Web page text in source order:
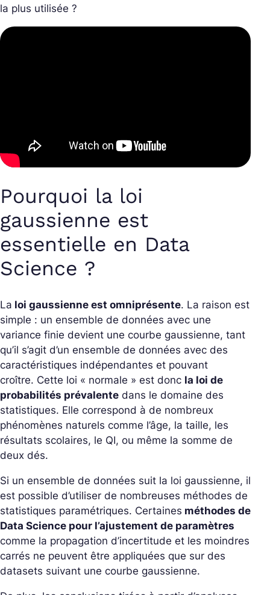
la plus utilisée ?
Pourquoi la loi
gaussienne est
essentielle en Data
Science ?
La loi gaussienne est omniprésente. La raison est
simple : un ensemble de données avec une
variance finie devient une courbe gaussienne, tant
qu’il s’agit d’un ensemble de données avec des
caractéristiques indépendantes et pouvant
croître. Cette loi « normale » est donc la loi de
probabilités prévalente dans le domaine des
statistiques. Elle correspond à de nombreux
phénomènes naturels comme l’âge, la taille, les
résultats scolaires, le QI, ou même la somme de
deux dés.
Si un ensemble de données suit la loi gaussienne, il
est possible d’utiliser de nombreuses méthodes de
statistiques paramétriques. Certaines méthodes de
Data Science pour l’ajustement de paramètres
comme la propagation d’incertitude et les moindres
carrés ne peuvent être appliquées que sur des
datasets suivant une courbe gaussienne.